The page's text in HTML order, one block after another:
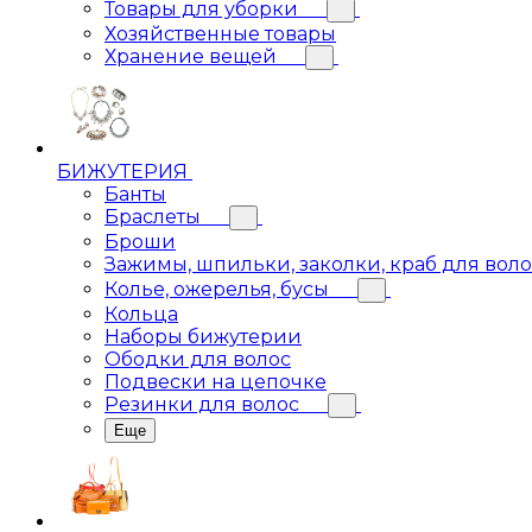
Товары для уборки
Хозяйственные товары
Хранение вещей
БИЖУТЕРИЯ
Банты
Браслеты
Броши
Зажимы, шпильки, заколки, краб для
Колье, ожерелья, бусы
Кольца
Наборы бижутерии
Ободки для волос
Подвески на цепочке
Резинки для волос
Еще